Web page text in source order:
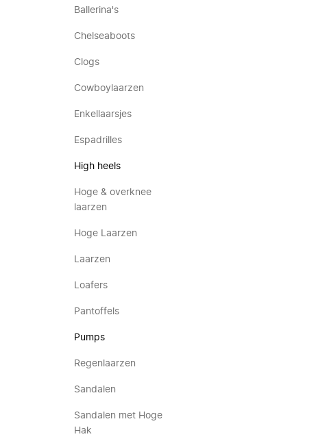
Ballerina's
Chelseaboots
Clogs
Cowboylaarzen
Enkellaarsjes
Espadrilles
High heels
Hoge & overknee
laarzen
Hoge Laarzen
Laarzen
Loafers
Pantoffels
Pumps
Regenlaarzen
Sandalen
Sandalen met Hoge
Hak